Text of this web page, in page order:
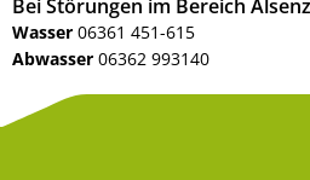
Bei Störungen im Bereich
Wasser 06361 451-615
Abwasser 06362 993140